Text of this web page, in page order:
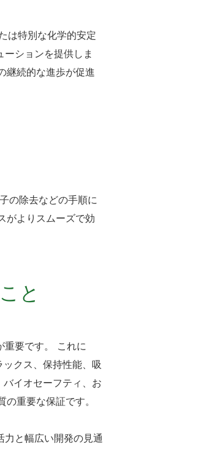
は特別な化学的安定
ションを提供しま
継続的な進歩が促進
の除去などの手順に
がよりスムーズで効
と
重要です。 これに
クス、保持性能、吸
イオセーフティ、お
重要な保証です。
力と幅広い開発の見通